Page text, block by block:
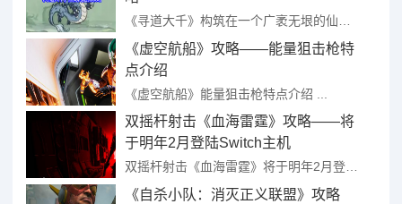
《虚空航船》攻略——能量狙击枪特
点介绍
《虚空航船》能量狙击枪特点介绍 ...
双摇杆射击《血海雷霆》攻略——将
于明年2月登陆Switch主机
双摇杆射击《血海雷霆》将于明年2月登陆Switch主机 ...
《自杀小队：消灭正义联盟》攻略